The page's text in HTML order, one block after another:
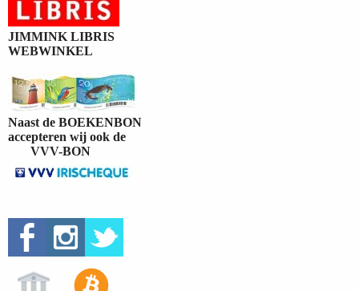
JIMMINK LIBRIS
WEBWINKEL
Naast de BOEKENBON
accepteren wij ook de
VVV-BON